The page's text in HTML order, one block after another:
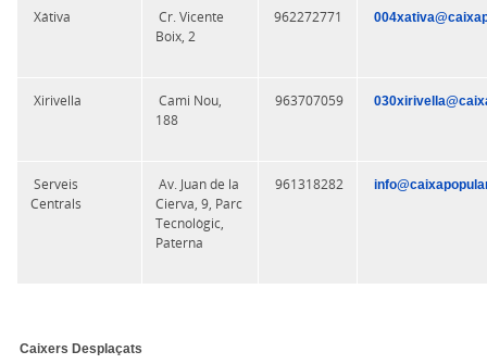
Xátiva
Cr. Vicente
Boix, 2
962272771
Xirivella
Cami Nou,
188
963707059
Serveis
Centrals
Av. Juan de la
Cierva, 9, Parc
Tecnològic,
Paterna
961318282
Caixers Desplaçats